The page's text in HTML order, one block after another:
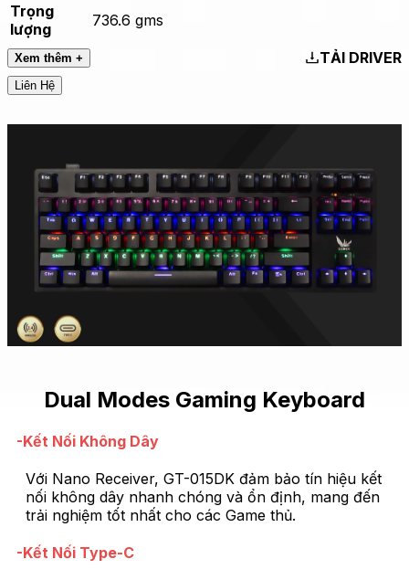
Trọng
lượng
736.6 gms
Xem thêm + TẢI DRIVER
Liên Hệ
Dual Modes Gaming Keyboard
-Kết Nối Không Dây
Với Nano Receiver, GT-015DK đảm bảo tín hiệu kết
nối không dây nhanh chóng và ổn định, mang đến
trải nghiệm tốt nhất cho các Game thủ.
-Kết Nối Type-C